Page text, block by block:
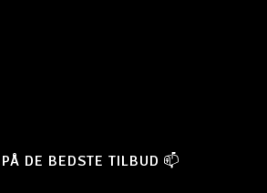
DE BEDSTE TILBUD 📫